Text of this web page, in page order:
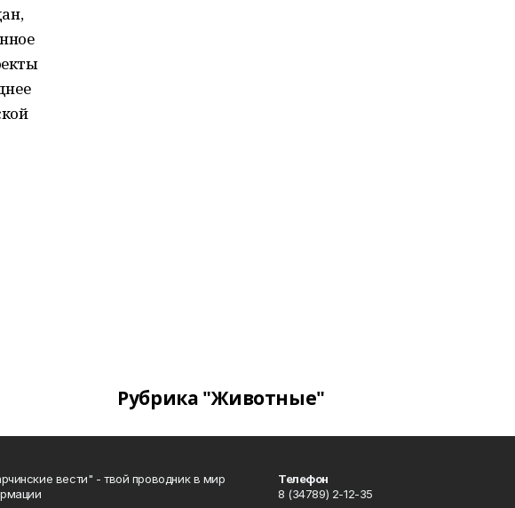
Рубрика "Животные"
вести" - твой проводник в мир
Телефон
8 (34789) 2-12-35